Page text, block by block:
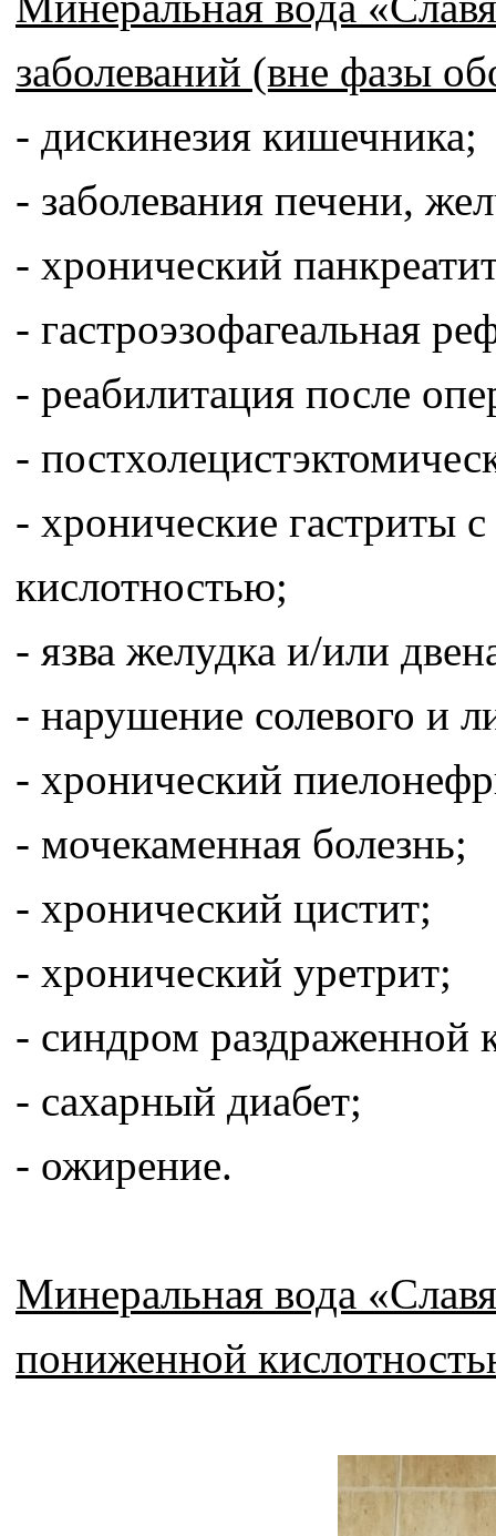
заболеваний (вне фазы
- дискинезия кишечника;
- заболевания печени,
- хронический
- гастроэзофагеальная
- реабилитация после
-
- хронические гастриты
кислотностью;
- язва желудка и/или
- нарушение солевого и
- хронический
- мочекаменная болезнь;
- хронический цистит;
- хронический уретрит;
- синдром раздраженной
- сахарный диабет;
- ожирение.
Минеральная вода
пониженной